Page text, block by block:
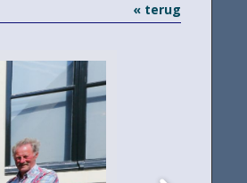
« terug